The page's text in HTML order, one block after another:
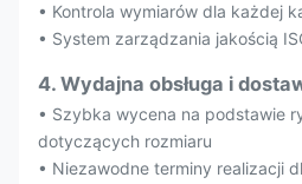
• Kontrola wymiarów dla każdej
• System zarządzania jakością
4. Wydajna obsługa i
• Szybka wycena na podstawie
dotyczących rozmiaru
• Niezawodne terminy realizacji